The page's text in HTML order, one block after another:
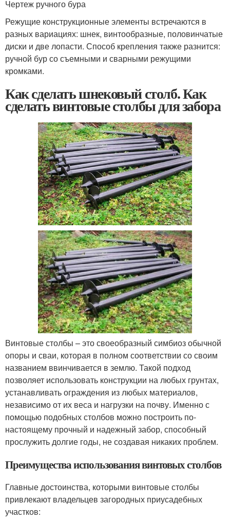
Чертеж ручного бура
Режущие конструкционные элементы встречаются в
разных вариациях: шнек, винтообразные, половинчатые
диски и две лопасти. Способ крепления также разнится:
ручной бур со съемными и сварными режущими
кромками.
Как сделать шнековый столб. Как
сделать винтовые столбы для забора
Винтовые столбы – это своеобразный симбиоз обычной
опоры и сваи, которая в полном соответствии со своим
названием ввинчивается в землю. Такой подход
позволяет использовать конструкции на любых грунтах,
устанавливать ограждения из любых материалов,
независимо от их веса и нагрузки на почву. Именно с
помощью подобных столбов можно построить по-
настоящему прочный и надежный забор, способный
прослужить долгие годы, не создавая никаких проблем.
Преимущества использования винтовых столбов
Главные достоинства, которыми винтовые столбы
привлекают владельцев загородных приусадебных
участков: